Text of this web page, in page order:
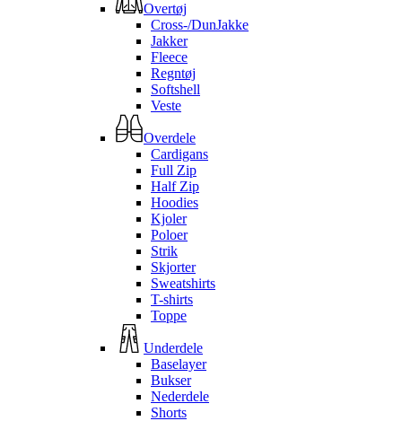
Overtøj
Cross-/DunJakke
Jakker
Fleece
Regntøj
Softshell
Veste
Overdele
Cardigans
Full Zip
Half Zip
Hoodies
Kjoler
Poloer
Strik
Skjorter
Sweatshirts
T-shirts
Toppe
Underdele
Baselayer
Bukser
Nederdele
Shorts